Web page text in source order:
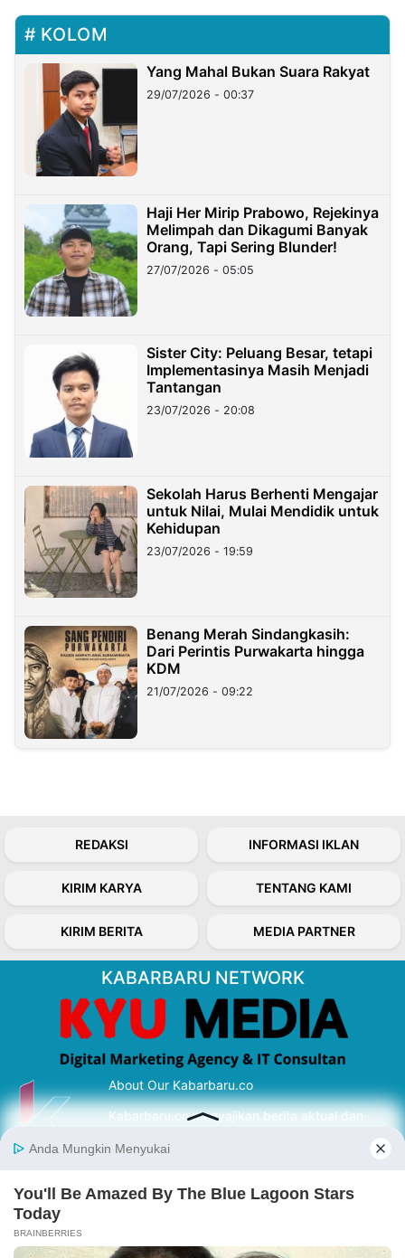
KOLOM
Yang Mahal Bukan Suara Rakyat
29/07/2026 - 00:37
Haji Her Mirip Prabowo, Rejekinya
Melimpah dan Dikagumi Banyak
Orang, Tapi Sering Blunder!
27/07/2026 - 05:05
Sister City: Peluang Besar, tetapi
Implementasinya Masih Menjadi
Tantangan
23/07/2026 - 20:08
Sekolah Harus Berhenti Mengajar
untuk Nilai, Mulai Mendidik untuk
Kehidupan
23/07/2026 - 19:59
Benang Merah Sindangkasih:
Dari Perintis Purwakarta hingga
KDM
21/07/2026 - 09:22
REDAKSI INFORMASI IKLAN
KIRIM KARYA TENTANG KAMI
KIRIM BERITA MEDIA PARTNER
KABARBARU NETWORK
About Our Kabarbaru.co
Kabarbaru.co menyajikan berita aktual dan
serta terverifikasi dari sumber yang tepat.
Follow Kabarbaru